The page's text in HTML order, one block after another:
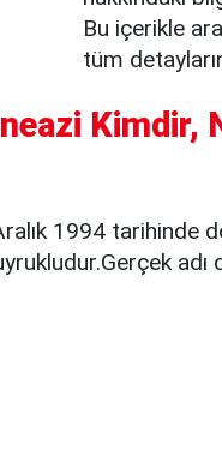
Bu içerikle
tüm
Kimdir,
1994 tarihinde